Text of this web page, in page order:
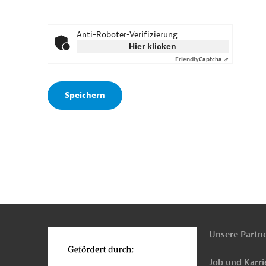
Anti-Roboter-Verifizierung
Hier klicken
FriendlyCaptcha ⇗
Unsere
Job und